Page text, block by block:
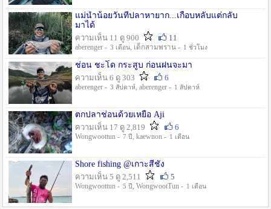
แม่น้ำน้อยวันที่ปลาหายาก...เกือบหลับแต่กลับ
มาได้
ความเห็น 11 ดู 900
11
aberenger - 3 เดือน, เด็กสามพราน - 1 ชั่วโมง
ช่อน ชะโด กระสูบ ก่อนฝนจะมา
ความเห็น 6 ดู 303
6
aberenger - 3 สัปดาห์, aberenger - 1 สัปดาห์
ตกปลาช่อนด้วยเหยื่อ Aji
ความเห็น 17 ดู 2,819
6
Wongwoottun - 7 ปี , kaewnon - 1 เดือน
Shore fishing @เกาะสีชัง
ความเห็น 5 ดู 2,511
5
Wongwoottun - 5 ปี , WongwootTun - 1 เดือน